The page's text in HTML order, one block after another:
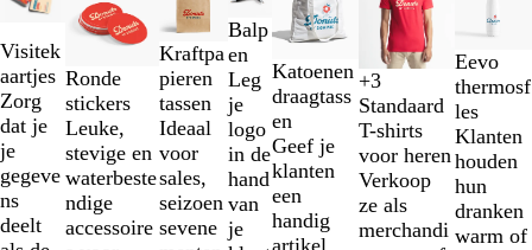
Visitek
aartjes
Zorg
dat je
je
gegeve
ns
deelt
Ronde
stickers
Leuke,
stevige en
waterbeste
ndige
accessoire
Kraftpa
pieren
tassen
Ideaal
voor
sales,
seizoen
sevene
Balp
en
Leg
je
logo
in de
hand
van
je
Katoenen
draagtass
en
Geef je
klanten
een
handig
H
v
i
d
Z
w
a
r
t
M
a
r
i
n
e
b
K
o
n
i
n
g
s
+3
Standaard
T-shirts
voor heren
Verkoop
ze als
merchandi
Eevo
thermosf
les
Klanten
houden
hun
dranken
warm of
2
van
7